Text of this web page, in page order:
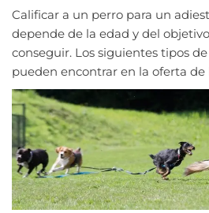
Calificar a un perro para un
depende de la edad y del
conseguir. Los siguientes tipos
pueden encontrar en la oferta de